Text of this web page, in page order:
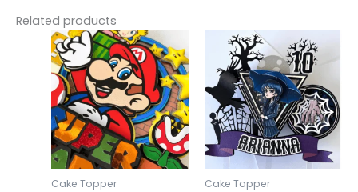
Related products
Cake Topper Cake Topper